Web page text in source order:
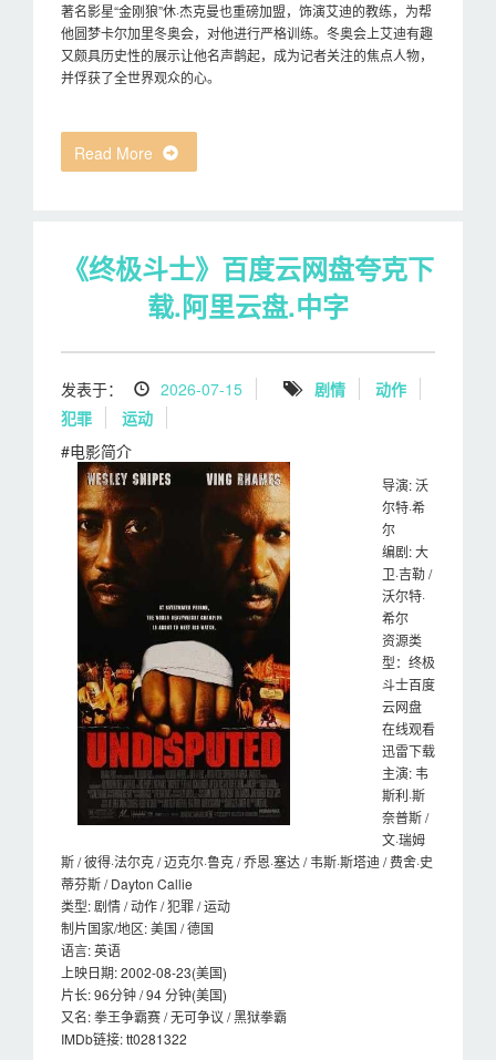
著名影星“金刚狼”休·杰克曼也重磅加盟，饰演艾迪的教练，为帮
他圆梦卡尔加里冬奥会，对他进行严格训练。冬奥会上艾迪有趣
又颇具历史性的展示让他名声鹊起，成为记者关注的焦点人物，
并俘获了全世界观众的心。
Read More
《终极斗士》百度云网盘夸克下
载.阿里云盘.中字
发表于： 2026-07-15 剧情
动作
犯罪
运动
#电影简介
导演: 沃
尔特·希
尔
编剧: 大
卫·吉勒 /
沃尔特·
希尔
资源类
型：终极
斗士百度
云网盘
在线观看
迅雷下载
主演: 韦
斯利·斯
奈普斯 /
文·瑞姆
斯 / 彼得·法尔克 / 迈克尔·鲁克 / 乔恩·塞达 / 韦斯·斯塔迪 / 费舍·史
蒂芬斯 / Dayton Callie
类型: 剧情 / 动作 / 犯罪 / 运动
制片国家/地区: 美国 / 德国
语言: 英语
上映日期: 2002-08-23(美国)
片长: 96分钟 / 94 分钟(美国)
又名: 拳王争霸赛 / 无可争议 / 黑狱拳霸
IMDb链接: tt0281322